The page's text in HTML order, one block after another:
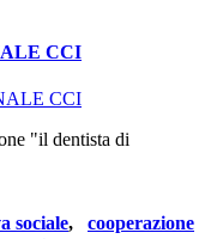
CCI
"il dentista di
sociale, cooperazione